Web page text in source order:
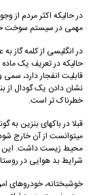
در حالیکه اکثر مردم از
مهمی در سیستم سوخت
در انگلیسی از کلمه گاز
حالیکه در تعریف یک
قابلیت انفجار دارد،
نشان دادن یک گودال از
خطرناک تر است.
قبلا در باکهای بنزین به
میتوانست از آن خارج شود.
محیط زیست داشت. این
شرایط بد هوایی در
خوشبختانه، خودروهای